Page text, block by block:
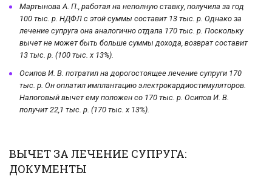
Мартынова А. П., работая на неполную ставку, получила за год
100 тыс. р. НДФЛ с этой суммы составит 13 тыс. р. Однако за
лечение супруга она аналогично отдала 170 тыс. р. Поскольку
вычет не может быть больше суммы дохода, возврат составит
13 тыс. р. (100 тыс. х 13%).
Осипов И. В. потратил на дорогостоящее лечение супруги 170
тыс. р. Он оплатил имплантацию электрокардиостимуляторов.
Налоговый вычет ему положен со 170 тыс. р. Осипов И. В.
получит 22,1 тыс. р. (170 тыс. х 13%).
ВЫЧЕТ ЗА ЛЕЧЕНИЕ СУПРУГА:
ДОКУМЕНТЫ